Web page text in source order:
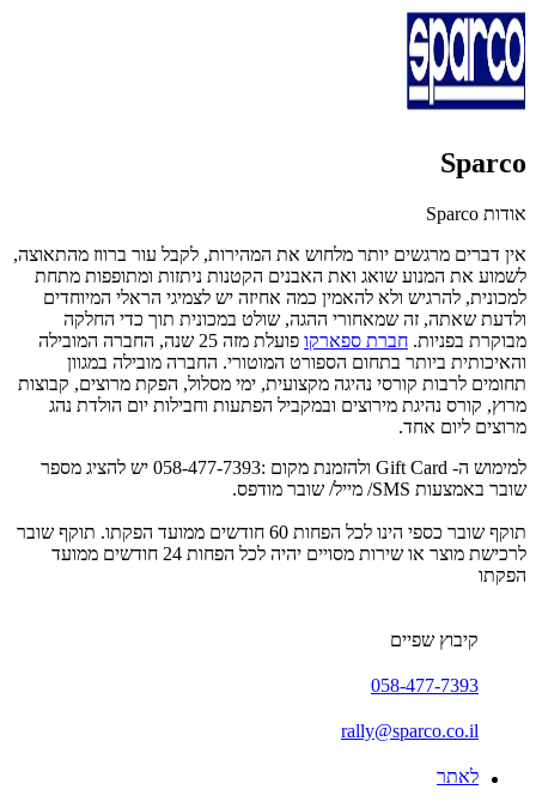
Sparco
אודות Sparco
אין דברים מרגשים יותר מלחוש את המהירות, לקבל עור ברווז מהתאוצה,
לשמוע את המנוע שואג ואת האבנים הקטנות ניתזות ומתופפות מתחת
למכונית, להרגיש ולא להאמין כמה אחיזה יש לצמיגי הראלי המיוחדים
ולדעת שאתה, זה שמאחורי ההגה, שולט במכונית תוך כדי החלקה
מבוקרת בפניות. חברת ספארקו
פועלת מזה 25 שנה, החברה המובילה
והאיכותית ביותר בתחום הספורט המוטורי. החברה מובילה במגוון
תחומים לרבות קורסי נהיגה מקצועית, ימי מסלול, הפקת מרוצים, קבוצות
מרוץ, קורס נהיגת מירוצים ובמקביל הפתעות וחבילות יום הולדת נהג
מרוצים ליום אחד.
למימוש ה- Gift Card ולהזמנת מקום :058-477-7393
יש להציג מספר
שובר באמצעות SMS/ מייל/ שובר מודפס.
תוקף שובר כספי הינו לכל הפחות 60 חודשים ממועד הפקתו. תוקף שובר
לרכישת מוצר או שירות מסויים יהיה לכל הפחות 24 חודשים ממועד
הפקתו
קיבוץ שפיים
058-477-7393
rally@sparco.co.il
לאתר